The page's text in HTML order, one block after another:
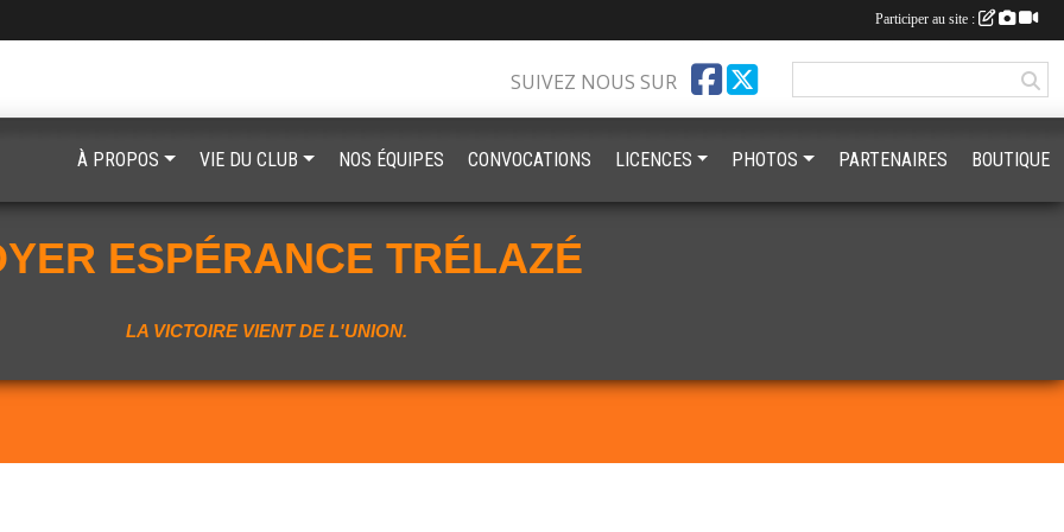
ESPÉRANCE TRÉLAZÉ
LA VICTOIRE VIENT DE L'UNION.
SUIVEZ NOUS SUR
À PROPOS VIE DU CLUB NOS ÉQUIPES CONVOCATIONS LICENCES PHOTOS PARTENAIRES BOUTIQUE
Participer au site :